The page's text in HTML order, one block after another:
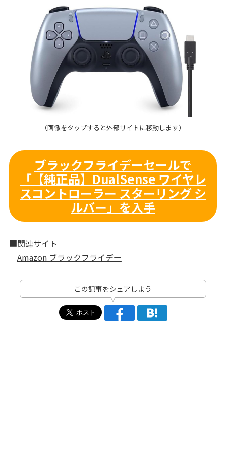
（画像をタップすると外部サイトに移動します）
ブラックフライデーセールで
「【純正品】DualSense ワイヤレ
スコントローラー スターリング シ
ルバー」を入手
■関連サイト
Amazon ブラックフライデー
この記事をシェアしよう